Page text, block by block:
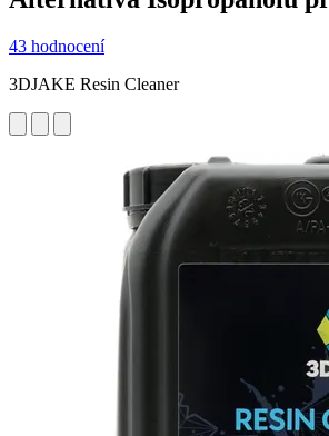
43 hodnocení
3DJAKE Resin Cleaner